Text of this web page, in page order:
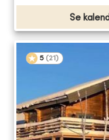
Se
5 (21 )